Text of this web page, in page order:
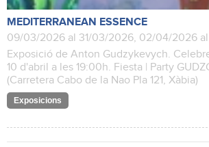
MEDITERRANEAN ESSENCE
09/03/2026 al 31/03/2026, 02/04/2026
Exposició de Anton Gudzykevych.
10 d'abril a les 19:00h. Fiesta | Party
(Carretera Cabo de la Nao Pla 121, Xàbia)
Exposicions